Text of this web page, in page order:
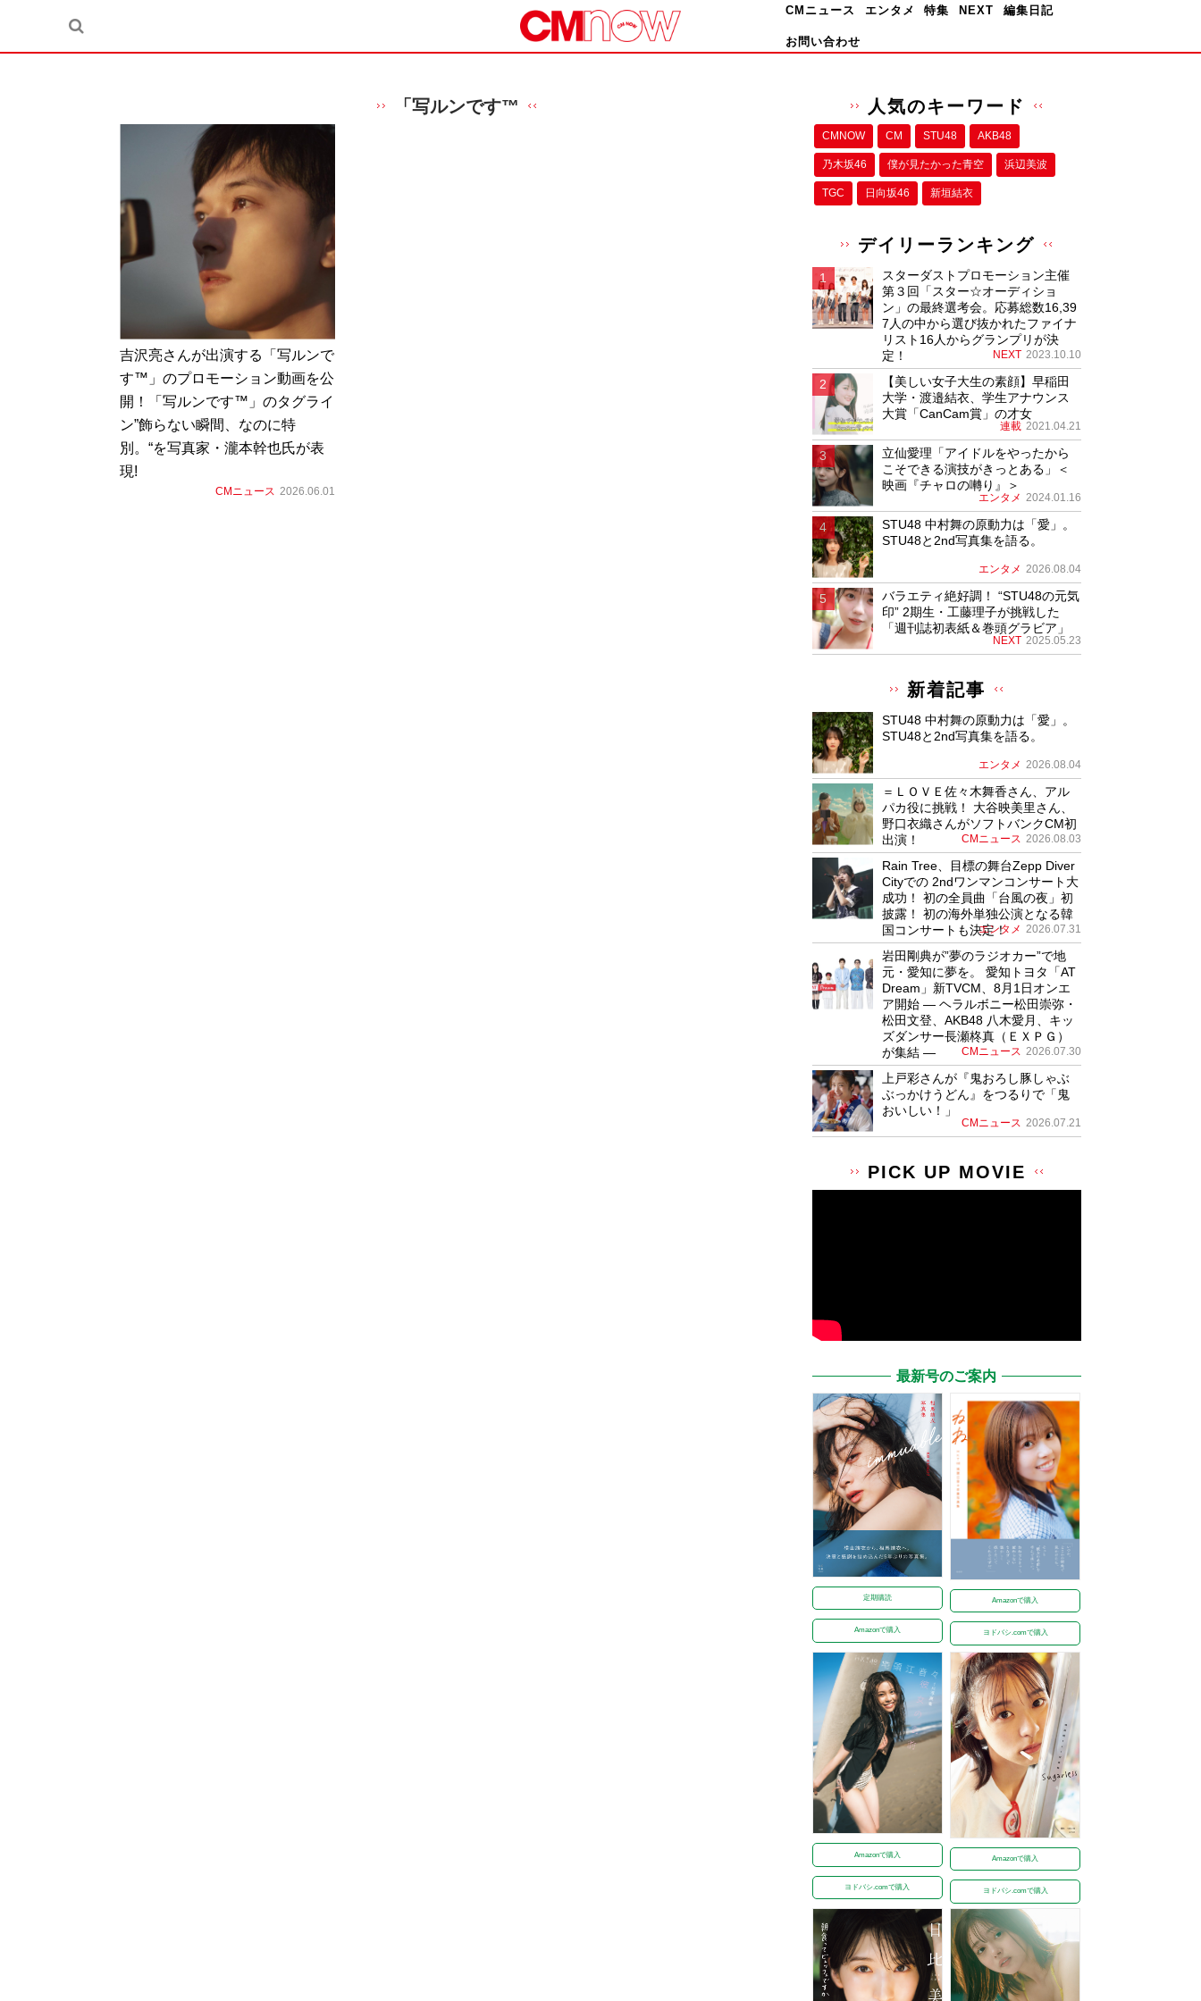
CMニュース エンタメ 特集 NEXT 編集日記
お問い合わせ
「写ルンです™
吉沢亮さんが出演する「写ルンで
す™」のプロモーション動画を公
開！「写ルンです™」のタグライ
ン”飾らない瞬間、なのに特
別。“を写真家・瀧本幹也氏が表
現!
CMニュース 2026.06.01
人気のキーワード
CMNOW CM STU48 AKB48
乃木坂46 僕が⾒たかった⻘空 浜辺美波
TGC 日向坂46 新垣結衣
デイリーランキング
スターダストプロモーション主催
第３回「スター☆オーディショ
ン」の最終選考会。応募総数16,39
7人の中から選び抜かれたファイナ
リスト16人からグランプリが決
定！
NEXT 2023.10.10
【美しい女子大生の素顔】早稲田
大学・渡邉結衣、学生アナウンス
大賞「CanCam賞」の才女
連載 2021.04.21
立仙愛理「アイドルをやったから
こそできる演技がきっとある」＜
映画『チャロの囀り』＞
エンタメ 2024.01.16
STU48 中村舞の原動力は「愛」。
STU48と2nd写真集を語る。
エンタメ 2026.08.04
バラエティ絶好調！ “STU48の元気
印” 2期生・工藤理子が挑戦した
「週刊誌初表紙＆巻頭グラビア」
NEXT 2025.05.23
新着記事
STU48 中村舞の原動力は「愛」。
STU48と2nd写真集を語る。
エンタメ 2026.08.04
＝ＬＯＶＥ佐々木舞香さん、アル
パカ役に挑戦！ 大谷映美里さん、
野口衣織さんがソフトバンクCM初
出演！
CMニュース 2026.08.03
Rain Tree、目標の舞台Zepp Diver
Cityでの 2ndワンマンコンサート大
成功！ 初の全員曲「台風の夜」初
披露！ 初の海外単独公演となる韓
国コンサートも決定！
エンタメ 2026.07.31
岩田剛典が”夢のラジオカー”で地
元・愛知に夢を。 愛知トヨタ「AT
Dream」新TVCM、8月1日オンエ
ア開始 ― ヘラルボニー松田崇弥・
松田文登、AKB48 八木愛月、キッ
ズダンサー長瀬柊真（ＥＸＰＧ）
が集結 ―
CMニュース 2026.07.30
上戸彩さんが『鬼おろし豚しゃぶ
ぶっかけうどん』をつるりで「鬼
おいしい！」
CMニュース 2026.07.21
PICK UP MOVIE
最新号のご案内
定期購読
Amazonで購入
Amazonで購入
ヨドバシ.comで購入
Amazonで購入
ヨドバシ.comで購入
Amazonで購入
ヨドバシ.comで購入